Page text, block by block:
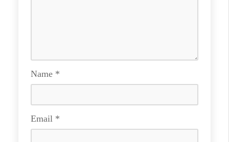
Name *
Email *